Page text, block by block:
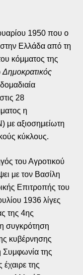
1950 που ο
Ελλάδα από τη
κόμματος της
Δημοκρατικός
28
η
με αξιοσημείωτη
κύκλους.
του Αγροτικού
με τον Βασίλη
Επιτροπής του
1936 λίγες
της 4ης
συγκρότηση
κυβέρνησης
Συμφωνία της
της